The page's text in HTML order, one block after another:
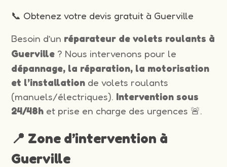
📞 Obtenez votre devis gratuit à Guerville
Besoin d’un réparateur de volets roulants à
Guerville ? Nous intervenons pour le
dépannage, la réparation, la motorisation
et l’installation de volets roulants
(manuels/électriques). Intervention sous
24/48h et prise en charge des urgences 🚨.
📍 Zone d’intervention à
Guerville